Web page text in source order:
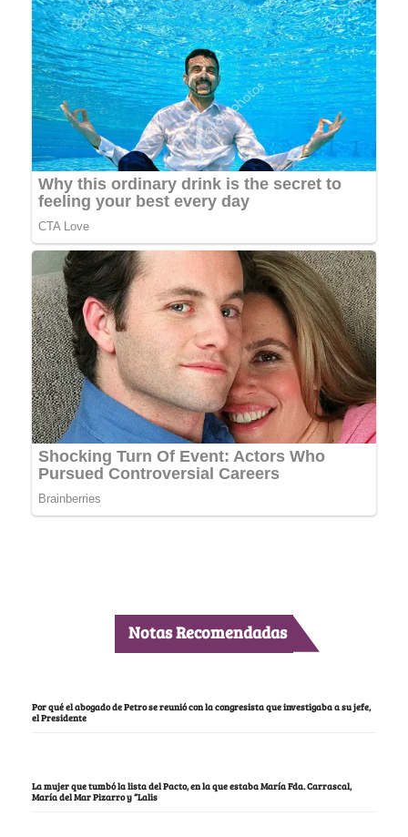
Notas Recomendadas
Por qué el abogado de Petro se reunió con la congresista que investigaba a su jefe,
el Presidente
La mujer que tumbó la lista del Pacto, en la que estaba María Fda. Carrascal,
María del Mar Pizarro y “Lalis